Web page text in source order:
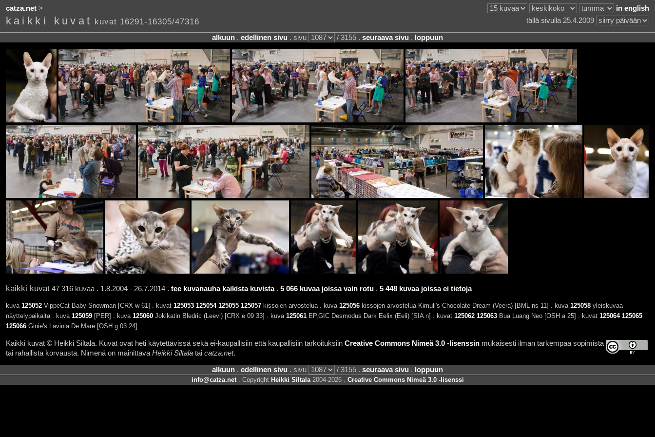
catza.net> in english
kaikki kuvat kuvat 16291-16305/47316 tällä sivulla 25.4.2009
alkuun . edellinen sivu . sivu / 3155 . seuraava sivu . loppuun
kaikki kuvat47 316 kuvaa . 1.8.2004 - 26.7.2014 . tee kuvanauha kaikista kuvista. 5 066 kuvaa joissa vain rotu. 5 448 kuvaa joissa ei tietoja
kuva 125052VippeCat Baby Snowman [CRX w 61] . kuvat 125053 125054 125055 125057kissojen arvostelua . kuva 125056kissojen arvostelua Kimuli's Chocolate Dream (Veera) [BML ns 11] . kuva 125058yleiskuvaa
näyttelypaikalta . kuva 125059[PER] . kuva 125060Jokikatin Bledric (Leevi) [CRX e 09 33] . kuva 125061EP,GIC Desmodus Dark Eelix (Eeli) [SIA n] . kuvat 125062 125063Bua Luang Neo [OSH a 25] . kuvat 125064 125065
125066Ginie's Lavinia De Mare [OSH g 03 24]
Kaikki kuvat © Heikki Siltala. Kuvat ovat heti käytettävissä sekä ei-kaupallisiin että kaupallisiin tarkoituksiin Creative Commons Nimeä 3.0 -lisenssinmukaisesti ilman tarkempaa sopimista
tai rahallista korvausta. Nimenä on mainittava Heikki Siltalatai catza.net.
alkuun . edellinen sivu . sivu / 3155 . seuraava sivu . loppuun
info@catza.net. Copyright Heikki Siltala2004-2026 . Creative Commons Nimeä 3.0 -lisenssi